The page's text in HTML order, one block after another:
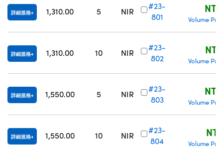
詳細規格 1,310.00 5 NIR
#23-
801
Volume
詳細規格 1,310.00 10 NIR
#23-
802
Volume
詳細規格 1,550.00 5 NIR
#23-
803
Volume
詳細規格 1,550.00 10 NIR
#23-
804
Volume